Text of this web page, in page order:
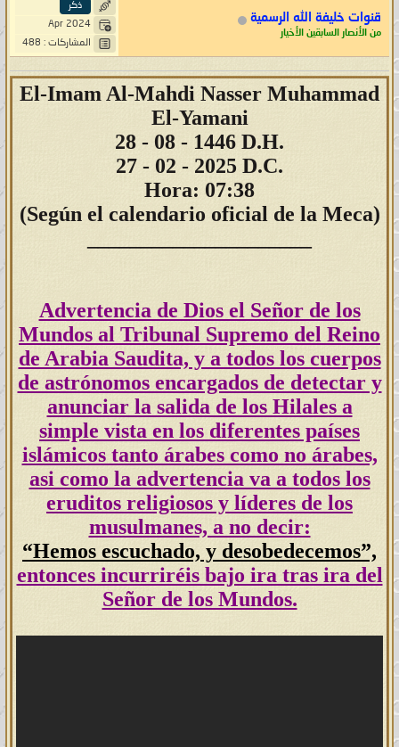
قنوات خليفة الله الرسمية
من الأنصار السابقين الأخيار
ذكر
Apr 2024
المشاركات : 488
El-Imam Al-Mahdi Nasser Muhammad
El-Yamani
28 - 08 - 1446 D.H.
27 - 02 - 2025 D.C.
Hora: 07:38
(Según el calendario oficial de la Meca)
Advertencia de Dios el Señor de los
Mundos al Tribunal Supremo del Reino
de Arabia Saudita, y a todos los cuerpos
de astrónomos encargados de detectar y
anunciar la salida de los Hilales a
simple vista en los diferentes países
islámicos tanto árabes como no árabes,
asi como la advertencia va a todos los
eruditos religiosos y líderes de los
musulmanes, a no decir:
“Hemos escuchado, y desobedecemos”,
entonces incurriréis bajo ira tras ira del
Señor de los Mundos.